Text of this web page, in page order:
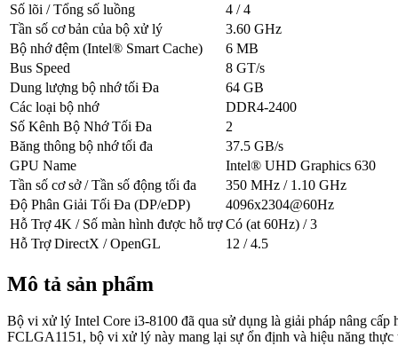
Số lõi / Tổng số luồng
4 / 4
Tần số cơ bản của bộ xử lý
3.60 GHz
Bộ nhớ đệm (Intel® Smart Cache)
6 MB
Bus Speed
8 GT/s
Dung lượng bộ nhớ tối Đa
64 GB
Các loại bộ nhớ
DDR4-2400
Số Kênh Bộ Nhớ Tối Đa
2
Băng thông bộ nhớ tối đa
37.5 GB/s
GPU Name
Intel® UHD Graphics 630
Tần số cơ sở / Tần số động tối đa
350 MHz / 1.10 GHz
Độ Phân Giải Tối Đa (DP/eDP)
4096x2304@60Hz
Hỗ Trợ 4K / Số màn hình được hỗ trợ Có (at 60Hz) / 3
Hỗ Trợ DirectX / OpenGL
12 / 4.5
Mô tả sản phẩm
Bộ vi xử lý Intel Core i3-8100 đã qua sử dụng là giải pháp nâng
FCLGA1151, bộ vi xử lý này mang lại sự ổn định và hiệu năng thực